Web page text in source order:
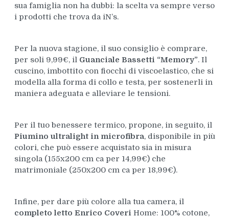
sua famiglia non ha dubbi: la scelta va sempre verso
i prodotti che trova da iN’s.
Per la nuova stagione, il suo consiglio è comprare,
per soli 9,99€, il Guanciale Bassetti “Memory”. Il
cuscino, imbottito con fiocchi di viscoelastico, che si
modella alla forma di collo e testa, per sostenerli in
maniera adeguata e alleviare le tensioni.
Per il tuo benessere termico, propone, in seguito, il
Piumino ultralight in microfibra, disponibile in più
colori, che può essere acquistato sia in misura
singola (155x200 cm ca per 14,99€) che
matrimoniale (250x200 cm ca per 18,99€).
Infine, per dare più colore alla tua camera, il
completo letto Enrico CoveriHome: 100% cotone,